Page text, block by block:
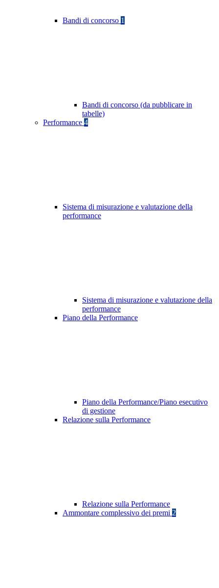
Bandi di concorso 1
Bandi di concorso (da pubblicare in
tabelle)
Performance 4
Sistema di misurazione e valutazione della
performance
Sistema di misurazione e valutazione della
performance
Piano della Performance
Piano della Performance/Piano esecutivo
di gestione
Relazione sulla Performance
Relazione sulla Performance
Ammontare complessivo dei premi 2